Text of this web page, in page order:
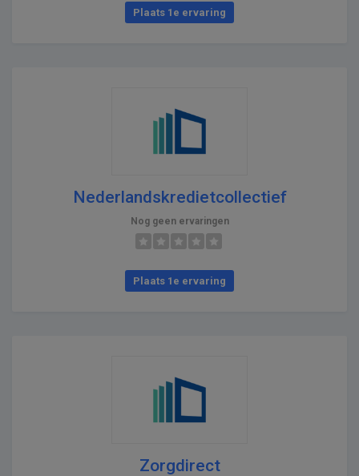
Plaats 1e ervaring
Nederlandskredietcollectief
Nog geen ervaringen
Plaats 1e ervaring
Zorgdirect